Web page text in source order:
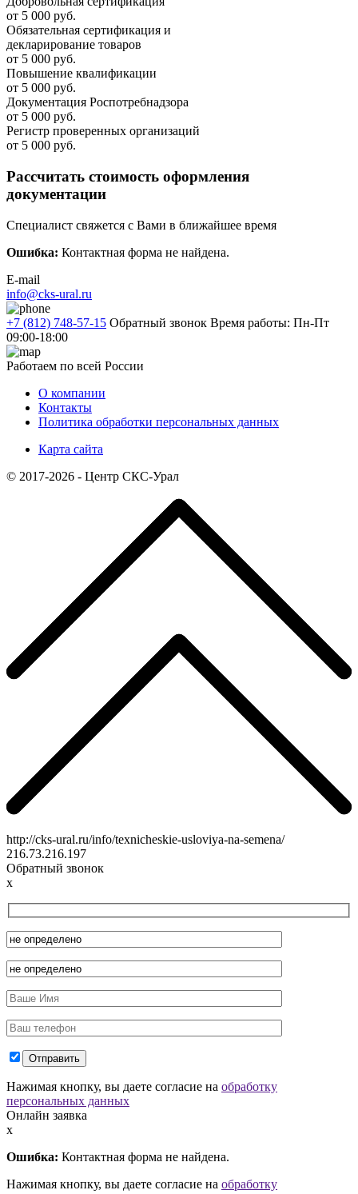
от 5 000 руб.
Обязательная сертификация и
декларирование товаров
от 5 000 руб.
Повышение квалификации
от 5 000 руб.
Документация Роспотребнадзора
от 5 000 руб.
Регистр проверенных организаций
от 5 000 руб.
Рассчитать стоимость оформления
документации
Специалист свяжется с Вами в ближайшее время
Ошибка: Контактная форма не найдена.
E-mail
info@cks-ural.ru
+7 (812) 748-57-15 Обратный звонок Время работы: Пн-Пт
09:00-18:00
Работаем по всей России
О компании
Контакты
Политика обработки персональных данных
Карта сайта
© 2017-2026 - Центр СКС-Урал
http://cks-ural.ru/info/texnicheskie-usloviya-na-semena/
216.73.216.197
Обратный звонок
x
Нажимая кнопку, вы даете согласие на обработку
персональных данных
Онлайн заявка
x
Ошибка: Контактная форма не найдена.
Нажимая кнопку, вы даете согласие на обработку